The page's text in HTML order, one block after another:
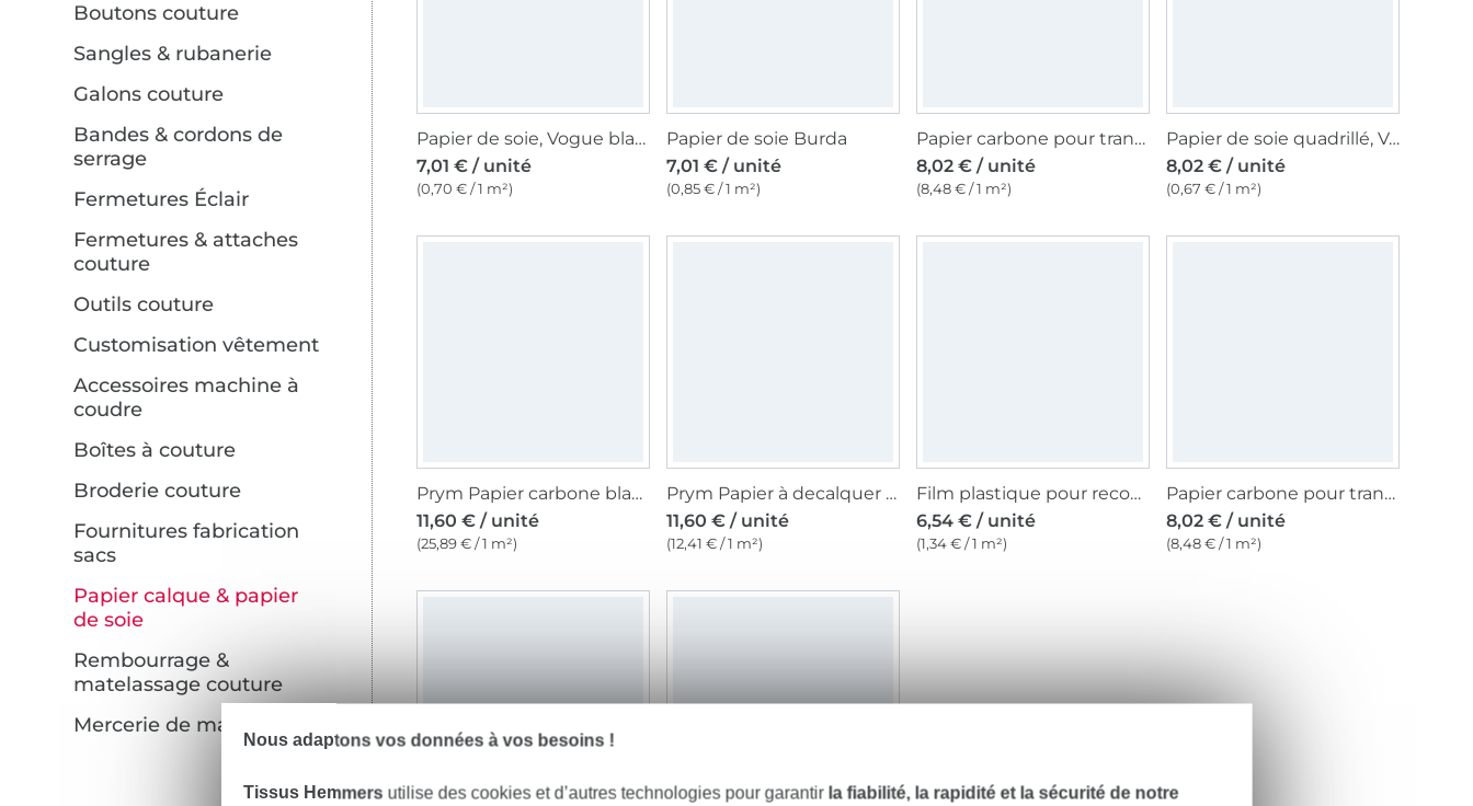
Boutons couture
Sangles & rubanerie
Galons couture
Bandes & cordons de
serrage
Fermetures Éclair
Fermetures & attaches
couture
Outils couture
Customisation vêtement
Accessoires machine à
coudre
Boîtes à couture
Broderie couture
Fournitures fabrication
sacs
Papier calque & papier
de soie
Rembourrage &
matelassage couture
Mercerie de marque
Papier de soie, Vogue blanc / uni
7,01 € / unité
(0,70 € / 1 m²)
Papier de soie Burda
7,01 € / unité
(0,85 € / 1 m²)
Papier carbone pour transférer les contours des patrons, bleu/rouge
8,02 € / unité
(8,48 € / 1 m²)
Papier de soie quadrillé, Vogue
8,02 € / unité
(0,67 € / 1 m²)
Prym Papier carbone blanc/bleu
11,60 € / unité
(25,89 € / 1 m²)
Prym Papier à decalquer pour couture 82 x 57 cm jaune
11,60 € / unité
(12,41 € / 1 m²)
Film plastique pour recopier les patrons Reprofilm Burda sans marqueur
6,54 € / unité
(1,34 € / 1 m²)
Papier carbone pour transférer les contours des patrons, blanc/jaune
8,02 € / unité
(8,48 € / 1 m²)
Nous adaptons vos données à vos besoins !
Tissus Hemmers utilise des cookies et d’autres technologies pour garantir la fiabilité, la rapidité et la sécurité de notre